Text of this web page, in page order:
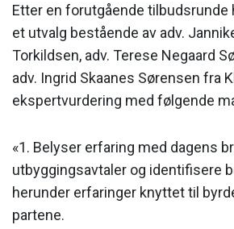
Etter en forutgående tilbudsrunde
et utvalg bestående av adv.
Torkildsen, adv. Terese Negaard
adv. Ingrid Skaanes Sørensen fra
ekspert­vurdering med følgende
«1. Belyser erfaring med dagens
utbyggingsavtaler og identifisere
herunder erfaringer knyttet til
partene.